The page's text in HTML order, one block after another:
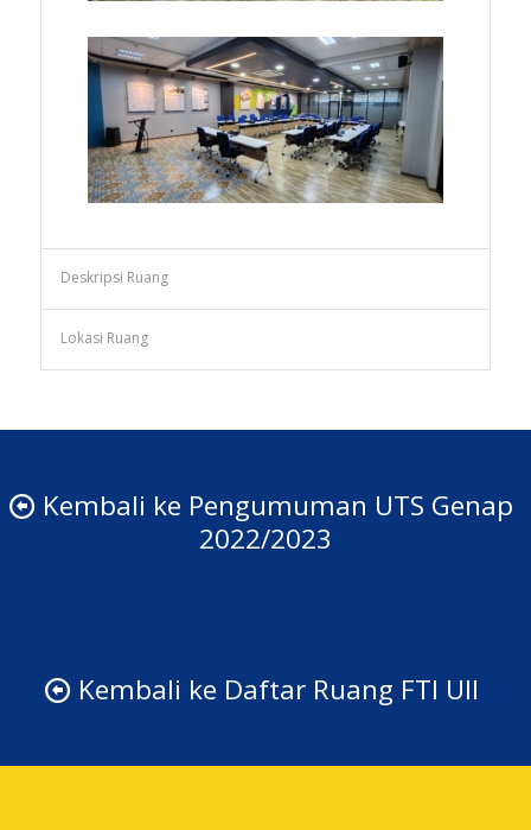
Deskripsi Ruang
Lokasi Ruang
Kembali ke Pengumuman UTS Genap
2022/2023
Kembali ke Daftar Ruang FTI UII